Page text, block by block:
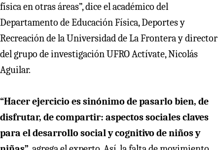
física en otras áreas”, dice el académico del
Departamento de Educación Física, Deportes y
Recreación de la Universidad de La Frontera y director
del grupo de investigación UFRO Actívate, Nicolás
Aguilar.
“Hacer ejercicio es sinónimo de pasarlo bien, de
disfrutar, de compartir: aspectos sociales claves
para el desarrollo social y cognitivo de niños y